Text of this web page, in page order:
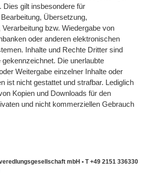
Dies gilt insbesondere für
Übersetzung,
bzw. Wiedergabe von
oder anderen elektronischen
Inhalte und Rechte Dritter sind
Die unerlaubte
Weitergabe einzelner Inhalte oder
ist nicht gestattet und strafbar. Lediglich
Kopien und Downloads für den
und nicht kommerziellen Gebrauch
mbH • T +49 2151 336330